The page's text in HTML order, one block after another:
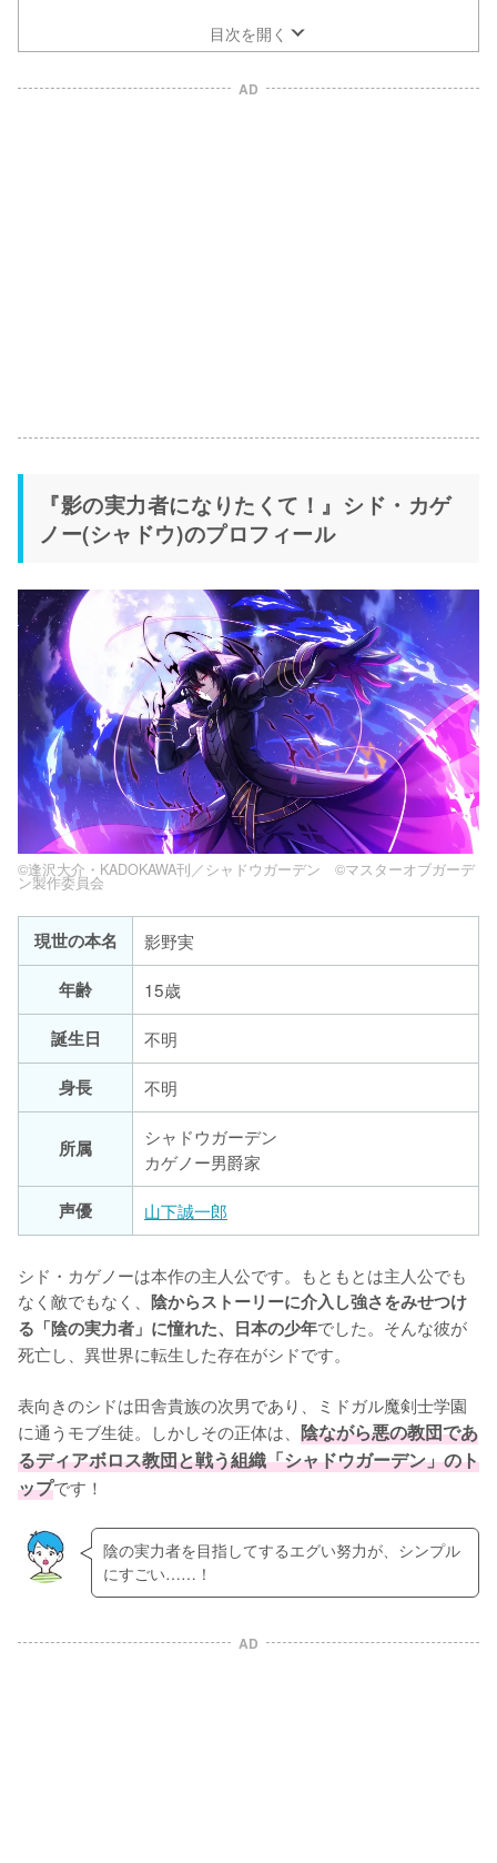
目次を開く
AD
『影の実力者になりたくて！』シド・カゲ
ノー(シャドウ)のプロフィール
©逢沢大介・KADOKAWA刊／シャドウガーデン ©マスターオブガーデ
ン製作委員会
現世の本名
影野実
年齢
15歳
誕生日
不明
身長
不明
所属
シャドウガーデン
カゲノー男爵家
声優
山下誠一郎
シド・カゲノーは本作の主人公です。もともとは主人公でも
なく敵でもなく、 陰からストーリーに介入し強さをみせつけ
る「陰の実力者」に憧れた、日本の少年でした。そんな彼が
死亡し、異世界に転生した存在がシドです。
表向きのシドは田舎貴族の次男であり、ミドガル魔剣士学園
に通うモブ生徒。しかしその正体は、 陰ながら悪の教団であ
るディアボロス教団と戦う組織「シャドウガーデン」のト
ップです！
陰の実力者を目指してするエグい努力が、シンプル
にすごい……！
AD